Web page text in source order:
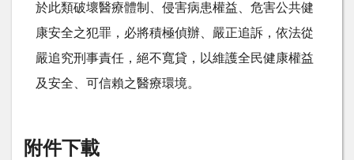
於此類破壞醫療體制、侵害病患權益、危害公共健
康安全之犯罪，必將積極偵辦、嚴正追訴，依法從
嚴追究刑事責任，絕不寬貸，以維護全民健康權益
及安全、可信賴之醫療環境。
附件下載